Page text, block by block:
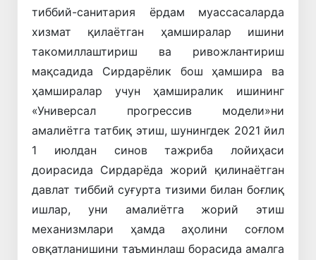
тиббий-санитария ёрдам муассасаларда
хизмат қилаётган ҳамширалар ишини
такомиллаштириш ва ривожлантириш
мақсадида Сирдарёлик бош ҳамшира ва
ҳамширалар учун ҳамширалик ишининг
«Универсал прогрессив модели»ни
амалиётга татбиқ этиш, шунингдек 2021 йил
1 июлдан синов тажриба лойиҳаси
доирасида Сирдарёда жорий қилинаётган
давлат тиббий суғурта тизими билан боғлиқ
ишлар, уни амалиётга жорий этиш
механизмлари ҳамда аҳолини соғлом
овқатланишини таъминлаш борасида амалга